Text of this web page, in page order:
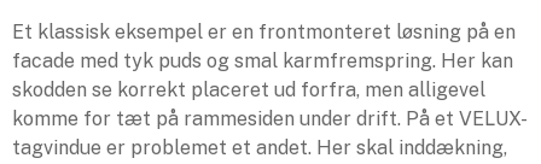
Et klassisk eksempel er en frontmonteret løsning på en
facade med tyk puds og smal karmfremspring. Her kan
skodden se korrekt placeret ud forfra, men alligevel
komme for tæt på rammesiden under drift. På et VELUX-
tagvindue er problemet et andet. Her skal inddækning,